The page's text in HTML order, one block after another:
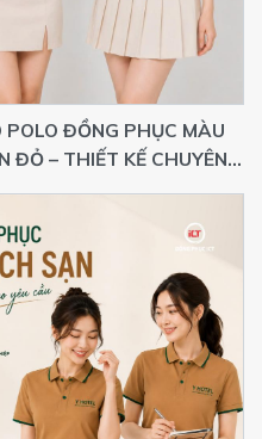
POLO ĐỒNG PHỤC MÀU
ĐỎ – THIẾT KẾ CHUYÊN